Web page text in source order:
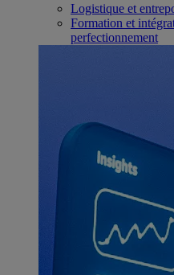
Logistique et
Formation et
perfectionnement